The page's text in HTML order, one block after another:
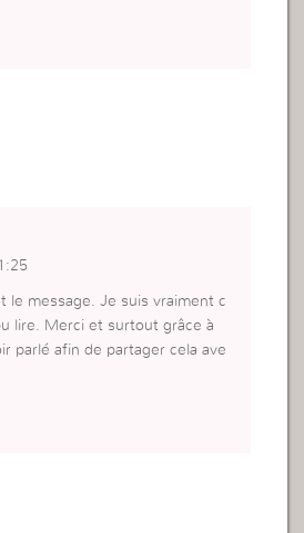
le message. Je suis vraiment c
lire. Merci et surtout grâce à
parlé afin de partager cela ave